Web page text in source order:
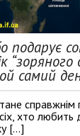
подарує
самий
хто любить
[…]